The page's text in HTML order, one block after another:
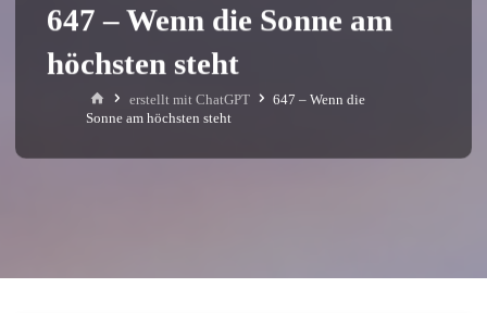
647 – Wenn die Sonne am
höchsten steht
Starterstellt mit ChatGPT
647 – Wenn die
Sonne am höchsten steht